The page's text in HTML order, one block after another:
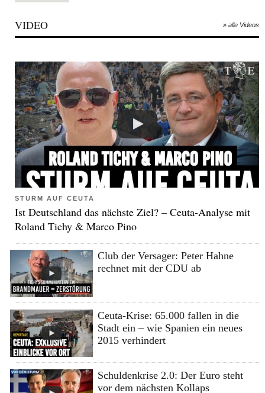
VIDEO » alle Videos
STURM AUF CEUTA
Ist Deutschland das nächste Ziel? – Ceuta-Analyse mit
Roland Tichy & Marco Pino
Club der Versager: Peter Hahne
rechnet mit der CDU ab
Ceuta-Krise: 65.000 fallen in die
Stadt ein – wie Spanien ein neues
2015 verhindert
Schuldenkrise 2.0: Der Euro steht
vor dem nächsten Kollaps